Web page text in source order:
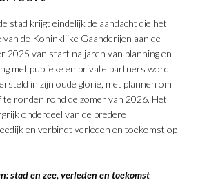
stad krijgt eindelijk de aandacht die het
de Koninklijke Gaanderijen aan de
2025 van start na jaren van planning en
met publieke en private partners wordt
in zijn oude glorie, met plannen om
ronden rond de zomer van 2026. Het
onderdeel van de bredere
en verbindt verleden en toekomst op
stad en zee, verleden en toekomst